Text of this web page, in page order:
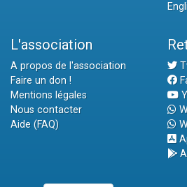
L'association
A propos de l'association
Faire un don !
Mentions légales
Nous contacter
Aide (FAQ)